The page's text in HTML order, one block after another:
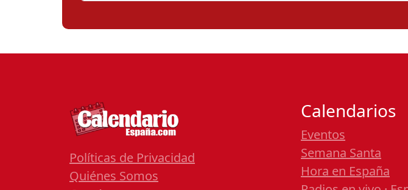
Políticas de Privacidad
Quiénes Somos
Calendarios
Eventos
Semana Santa
Hora en España